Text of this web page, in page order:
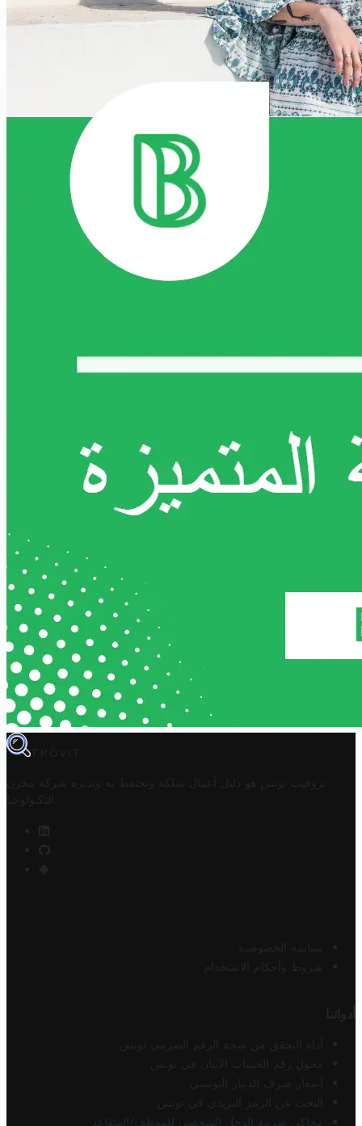
TROVIT
تروفيت تونس هو دليل أعمال تملكه وتحتفظ به وتديره
شركة مخزن
التكنولوجيا
سياسة الخصوصية
شروط وأحكام الاستخدام
أدواتنا
أداة التحقق من صحة الرقم الضريبي تونس
محول رقم الحساب الآيبان في تونس
أسعار صرف الدينار التونسي
البحث عن الرمز البريدي في تونس
محاكي ضريبة الدخل الشخصي للموظف/المتقاعد